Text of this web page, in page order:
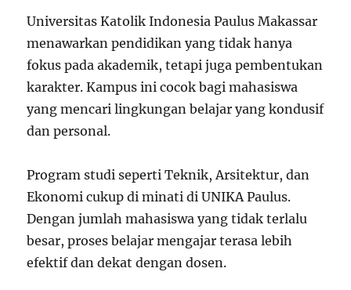
Universitas Katolik Indonesia Paulus Makassar
menawarkan pendidikan yang tidak hanya
fokus pada akademik, tetapi juga pembentukan
karakter. Kampus ini cocok bagi mahasiswa
yang mencari lingkungan belajar yang kondusif
dan personal.
Program studi seperti Teknik, Arsitektur, dan
Ekonomi cukup di minati di UNIKA Paulus.
Dengan jumlah mahasiswa yang tidak terlalu
besar, proses belajar mengajar terasa lebih
efektif dan dekat dengan dosen.